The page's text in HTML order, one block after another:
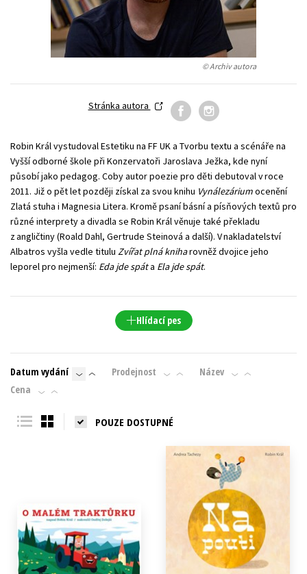
Young adult (SK)
Zahraniční literatura Zdraví a životní styl
Všechny tituly
© Archiv autora
Stránka autora
Robin Král vystudoval Estetiku na FF UK a Tvorbu textu a scénáře na
Vyšší odborné škole při Konzervatoři Jaroslava Ježka, kde nyní
působí jako pedagog. Coby autor poezie pro děti debutoval v roce
2011. Již o pět let později získal za svou knihu Vynálezáriumocenění
Zlatá stuha i Magnesia Litera. Kromě psaní básní a písňových textů pro
různé interprety a divadla se Robin Král věnuje také překladu
z angličtiny (Roald Dahl, Gertrude Steinová a další). V nakladatelství
Albatros vyšla vedle titulu Zvířat plná kniharovněž dvojice jeho
leporel pro nejmenší: Eda jde spáta Ela jde spát.
Hlídací pes
Datum vydání Prodejnost
Název
Cena
POUZE DOSTUPNÉ